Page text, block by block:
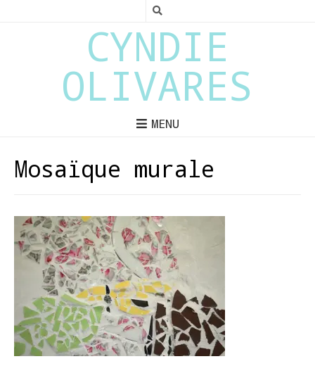
CYNDIE
OLIVARES
MENU
Mosaïque murale